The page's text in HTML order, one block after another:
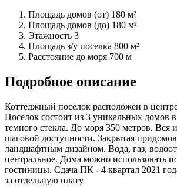
Площадь домов (от) 180 м²
Площадь домов (до) 180 м²
Этажность 3
Площадь з/у поселка 800 м²
Расстояние до моря 700 м
Подробное описание
Коттеджный поселок расположен в
Поселок состоит из 3 уникальных домов
темного стекла. До моря 350 метров. Вся
шаговой доступности. Закрытая
ландшафтным дизайном. Вода, газ,
центральное. Дома можно использовать
гостиницы. Сдача ПК - 4 квартал 2021
за отдельную плату